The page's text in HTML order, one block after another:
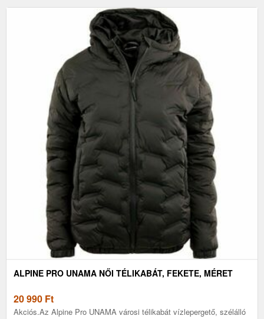
ALPINE PRO UNAMA NŐI TÉLIKABÁT, FEKETE, MÉRET
20 990 Ft
Akciós.Az Alpine Pro UNAMA városi télikabát vízlepergető, szélálló